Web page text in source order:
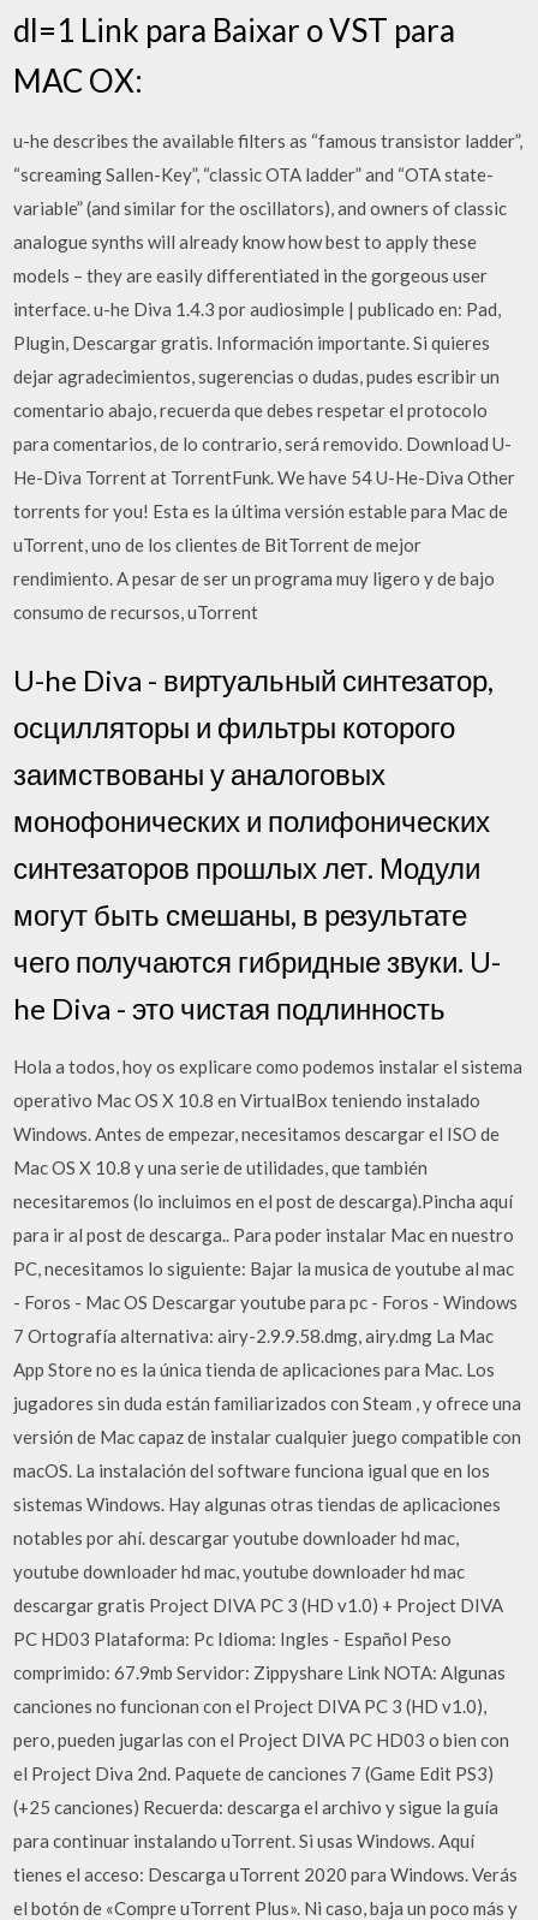
dl=1 Link para Baixar o VST para
MAC OX:
u-he describes the available filters as “famous transistor ladder”,
“screaming Sallen-Key”, “classic OTA ladder” and “OTA state-
variable” (and similar for the oscillators), and owners of classic
analogue synths will already know how best to apply these
models – they are easily differentiated in the gorgeous user
interface. u-he Diva 1.4.3 por audiosimple | publicado en: Pad,
Plugin, Descargar gratis. Información importante. Si quieres
dejar agradecimientos, sugerencias o dudas, pudes escribir un
comentario abajo, recuerda que debes respetar el protocolo
para comentarios, de lo contrario, será removido. Download U-
He-Diva Torrent at TorrentFunk. We have 54 U-He-Diva Other
torrents for you! Esta es la última versión estable para Mac de
uTorrent, uno de los clientes de BitTorrent de mejor
rendimiento. A pesar de ser un programa muy ligero y de bajo
consumo de recursos, uTorrent
U-he Diva - виртуальный синтезатор,
осцилляторы и фильтры которого
заимствованы у аналоговых
монофонических и полифонических
синтезаторов прошлых лет. Модули
могут быть смешаны, в результате
чего получаются гибридные звуки. U-
he Diva - это чистая подлинность
Hola a todos, hoy os explicare como podemos instalar el sistema
operativo Mac OS X 10.8 en VirtualBox teniendo instalado
Windows. Antes de empezar, necesitamos descargar el ISO de
Mac OS X 10.8 y una serie de utilidades, que también
necesitaremos (lo incluimos en el post de descarga).Pincha aquí
para ir al post de descarga.. Para poder instalar Mac en nuestro
PC, necesitamos lo siguiente: Bajar la musica de youtube al mac
- Foros - Mac OS Descargar youtube para pc - Foros - Windows
7 Ortografía alternativa: airy-2.9.9.58.dmg, airy.dmg La Mac
App Store no es la única tienda de aplicaciones para Mac. Los
jugadores sin duda están familiarizados con Steam , y ofrece una
versión de Mac capaz de instalar cualquier juego compatible con
macOS. La instalación del software funciona igual que en los
sistemas Windows. Hay algunas otras tiendas de aplicaciones
notables por ahí. descargar youtube downloader hd mac,
youtube downloader hd mac, youtube downloader hd mac
descargar gratis Project DIVA PC 3 (HD v1.0) + Project DIVA
PC HD03 Plataforma: Pc Idioma: Ingles - Español Peso
comprimido: 67.9mb Servidor: Zippyshare Link NOTA: Algunas
canciones no funcionan con el Project DIVA PC 3 (HD v1.0),
pero, pueden jugarlas con el Project DIVA PC HD03 o bien con
el Project Diva 2nd. Paquete de canciones 7 (Game Edit PS3)
(+25 canciones) Recuerda: descarga el archivo y sigue la guía
para continuar instalando uTorrent. Si usas Windows. Aquí
tienes el acceso: Descarga uTorrent 2020 para Windows. Verás
el botón de «Compre uTorrent Plus». Ni caso, baja un poco más y